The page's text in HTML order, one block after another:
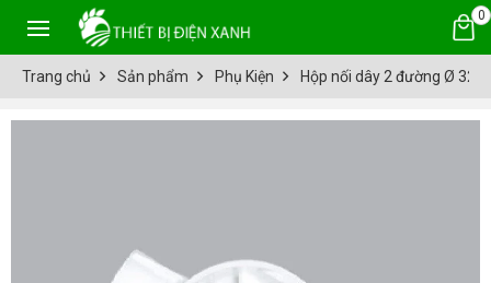
0
Trang chủ Sản phẩm Phụ Kiện Hộp nối dây 2 đường Ø 32